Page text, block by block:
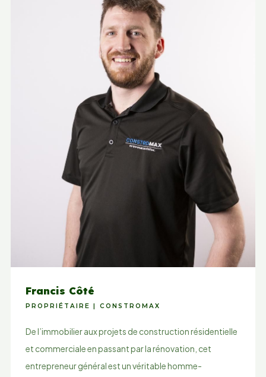
Francis Côté
PROPRIÉTAIRE | CONSTROMAX
De l’immobilier aux projets de construction résidentielle
et commerciale en passant par la rénovation, cet
entrepreneur général est un véritable homme-